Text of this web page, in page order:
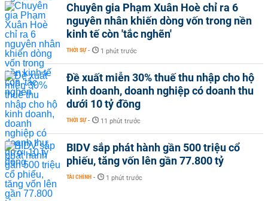
Chuyên gia Phạm Xuân Hoè chỉ ra 6
nguyên nhân khiến dòng vốn trong nền
kinh tế còn 'tắc nghẽn'
THỜI SỰ - 1 phút trước
Đề xuất miễn 30% thuế thu nhập cho hộ
kinh doanh, doanh nghiệp có doanh thu
dưới 10 tỷ đồng
THỜI SỰ - 11 phút trước
BIDV sắp phát hành gần 500 triệu cổ
phiếu, tăng vốn lên gần 77.800 tỷ
TÀI CHÍNH - 1 phút trước